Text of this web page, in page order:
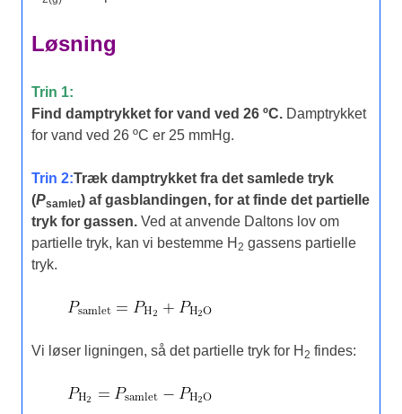
Løsning
Trin 1:
Find damptrykket for vand ved 26 ºC. Damptrykket
for vand ved 26 ºC er 25 mmHg.
Trin 2:Træk damptrykket fra det samlede tryk
(Psamlet) af gasblandingen, for at finde det partielle
tryk for gassen. Ved at anvende Daltons lov om
partielle tryk, kan vi bestemme H 2 gassens partielle
tryk.
Vi løser ligningen, så det partielle tryk for H 2 findes: